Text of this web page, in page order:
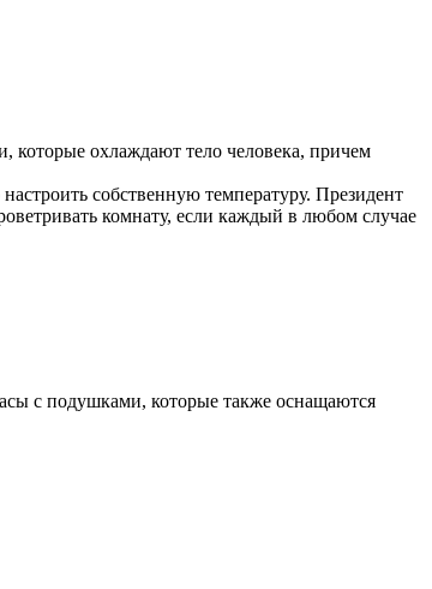
которые охлаждают тело человека, причем
собственную температуру. Президент
комнату, если каждый в любом случае
с подушками, которые также оснащаются